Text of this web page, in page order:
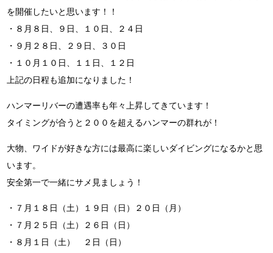
を開催したいと思います！！
・８月８日、９日、１０日、２４日
・９月２８日、２９日、３０日
・１０月１０日、１１日、１２日
上記の日程も追加になりました！
ハンマーリバーの遭遇率も年々上昇してきています！
タイミングが合うと２００を超えるハンマーの群れが！
大物、ワイドが好きな方には最高に楽しいダイビングになるかと思
います。
安全第一で一緒にサメ見ましょう！
・７月１８日（土）１９日（日）２０日（月）
・７月２５日（土）２６日（日）
・８月１日（土） ２日（日）